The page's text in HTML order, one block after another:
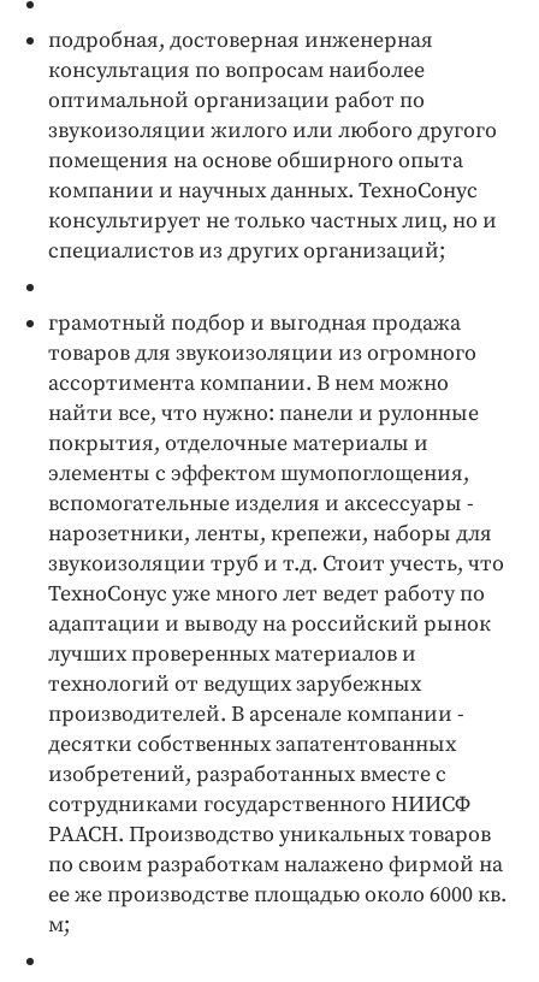
подробная, достоверная инженерная
консультация по вопросам наиболее
оптимальной организации работ по
звукоизоляции жилого или любого другого
помещения на основе обширного опыта
компании и научных данных. ТехноСонус
консультирует не только частных лиц, но и
специалистов из других организаций;
грамотный подбор и выгодная продажа
товаров для звукоизоляции из огромного
ассортимента компании. В нем можно
найти все, что нужно: панели и рулонные
покрытия, отделочные материалы и
элементы с эффектом шумопоглощения,
вспомогательные изделия и аксессуары -
нарозетники, ленты, крепежи, наборы для
звукоизоляции труб и т.д. Стоит учесть, что
ТехноСонус уже много лет ведет работу по
адаптации и выводу на российский рынок
лучших проверенных материалов и
технологий от ведущих зарубежных
производителей. В арсенале компании -
десятки собственных запатентованных
изобретений, разработанных вместе с
сотрудниками государственного НИИСФ
РААСН. Производство уникальных товаров
по своим разработкам налажено фирмой на
ее же производстве площадью около 6000 кв.
м;